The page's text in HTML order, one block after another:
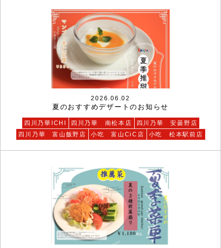
2026.06.02
夏のおすすめデザートのお知らせ
四川乃華ICHI 四川乃華 南松本店
四川乃華 安曇野店
四川乃華 富山飯野店
小吃 富山CiC店 小吃 松本駅前店